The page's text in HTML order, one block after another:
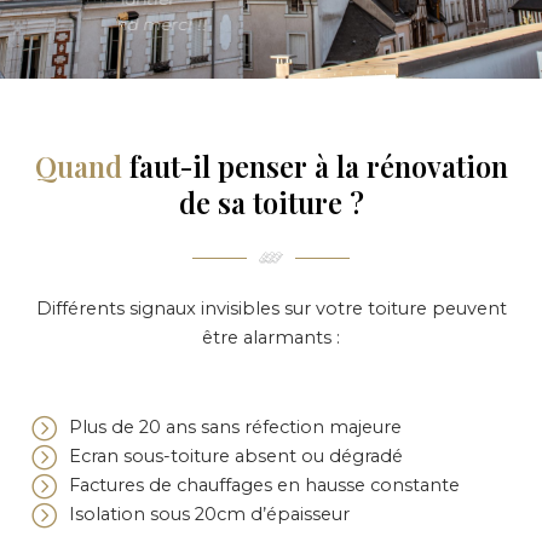
merci !!
Quandfaut-il penser à la rénovation
de sa toiture ?
Différents signaux invisibles sur votre toiture peuvent
être alarmants :
Plus de 20 ans sans réfection majeure
Ecran sous-toiture absent ou dégradé
Factures de chauffages en hausse constante
Isolation sous 20cm d’épaisseur